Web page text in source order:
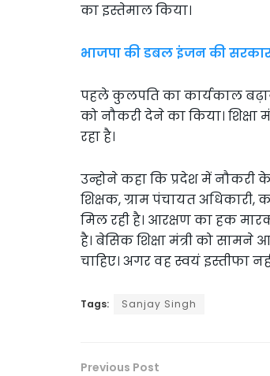
का इस्तेमाल किया।
भाजपा की डबल इंजन की
पहले कुलपति का कार्यकाल
को नौकरी देने का किया।
रहा है।
उन्होने कहा कि प्रदेश में नौकरी के
शिक्षक, ग्राम पंचायत
मिल रही है। आरक्षण का हक
है। बेसिक शिक्षा मंत्री को
चाहिए। अगर वह स्वयं इस्तीफा
Tags: Sanjay Singh
Previous Post